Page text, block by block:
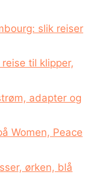
slik reiser
til klipper,
adapter og
Women, Peace
ørken, blå